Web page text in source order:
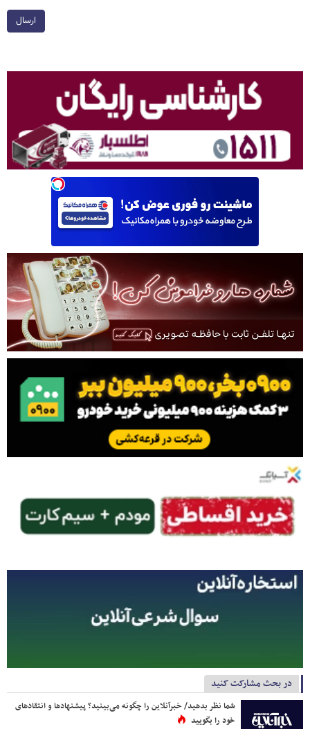
ارسال
در بحث مشارکت کنید
شما نظر بدهید/ خبرآنلاین را چگونه می‌بینید؟ پیشنهادها و انتقادهای
خود را بگویید